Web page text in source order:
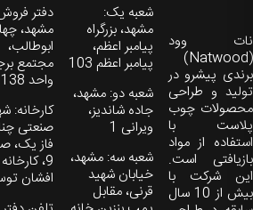
نات‌ وود
(Natwood)
برندی پیشرو در
تولید و طراحی
محصولات چوب
پلاست با
استفاده از مواد
بازیافتی است.
این شرکت با
بیش از 10 سال
شعبه یک:
مشهد، بزرگراه
پیامبر اعظم،
پیامبر اعظم 103
شعبه دو: مشهد،
جاده شاندیز،
ویرانی 1
شعبه سه: مشهد،
خیابان شهید
قرنی، مقابل
دفتر
مشهد،
ابوطالب،
مجتمع
واحد 138
کارخانه:
صنعتی
فاز یک،
9،
افشان